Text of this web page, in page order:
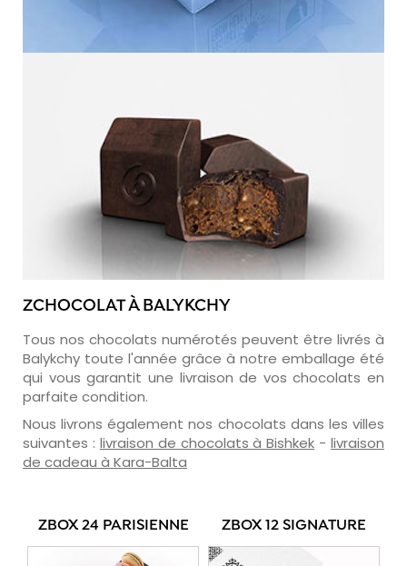
ZCHOCOLAT À BALYKCHY
Tous nos chocolats numérotés peuvent être livrés à
Balykchy toute l'année grâce à notre emballage été
qui vous garantit une livraison de vos chocolats en
parfaite condition.
Nous livrons également nos chocolats dans les villes
suivantes : livraison de chocolats à Bishkek - livraison
de cadeau à Kara-Balta
ZBOX 24 PARISIENNE ZBOX 12 SIGNATURE